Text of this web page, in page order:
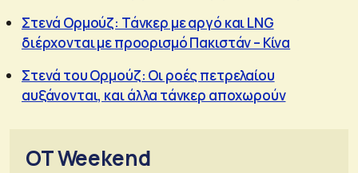
Στενά Ορμούζ: Τάνκερ με αργό και LNG
διέρχονται με προορισμό Πακιστάν – Κίνα
Στενά του Ορμούζ: Οι ροές πετρελαίου
αυξάνονται, και άλλα τάνκερ αποχωρούν
OT Weekend